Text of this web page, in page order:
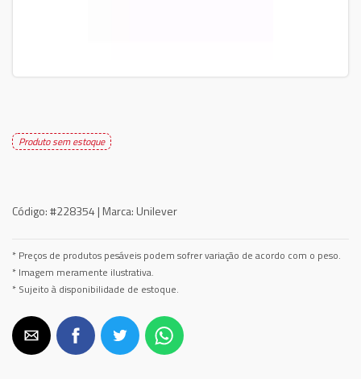
Produto sem estoque
Código:#228354 | Marca: Unilever
* Preços de produtos pesáveis podem sofrer variação de acordo com o peso.
* Imagem meramente ilustrativa.
* Sujeito à disponibilidade de estoque.